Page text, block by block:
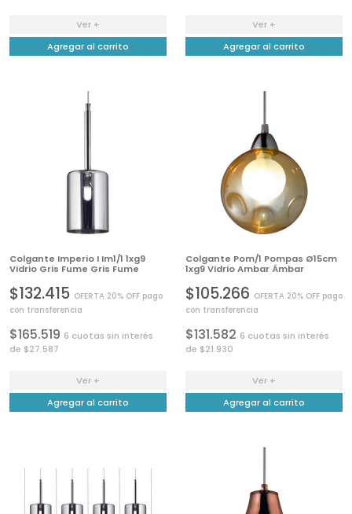
Ver +
Agregar al carrito
Ver +
Agregar al carrito
Colgante Imperio I Im1/1 1xg9
Vidrio Gris Fume Gris Fume
$132.415 OFERTA 20% OFF pago
con transferencia
$165.519 6 cuotas sin interés
de $27.587
Ver +
Agregar al carrito
Colgante Pom/1 Pompas Ø15cm
1xg9 Vidrio Ambar Ámbar
$105.266 OFERTA 20% OFF pago
con transferencia
$131.582 6 cuotas sin interés
de $21.930
Ver +
Agregar al carrito